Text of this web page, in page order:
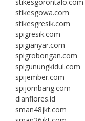
stikesgowa.com
stikesgresik.com
spigresik.com
spigianyar.com
spigrobongan.com
spigunungkidul.com
spijember.com
spijombang.com
dianflores.id
sman48jkt.com